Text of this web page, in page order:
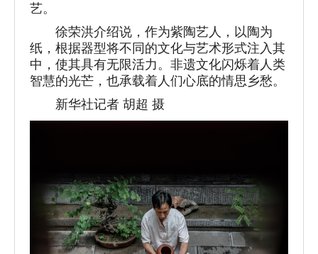
艺。
徐荣洪介绍说，作为紫陶艺人，以陶为
纸，根据器型将不同的文化与艺术形式注入其
中，使其具有无限活力。非遗文化闪烁着人类
智慧的光芒，也承载着人们心底的情思乡愁。
新华社记者 胡超 摄